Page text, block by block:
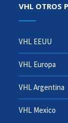
VHL OTROS
VHL EEUU
VHL Europa
VHL Argentina
VHL Mexico